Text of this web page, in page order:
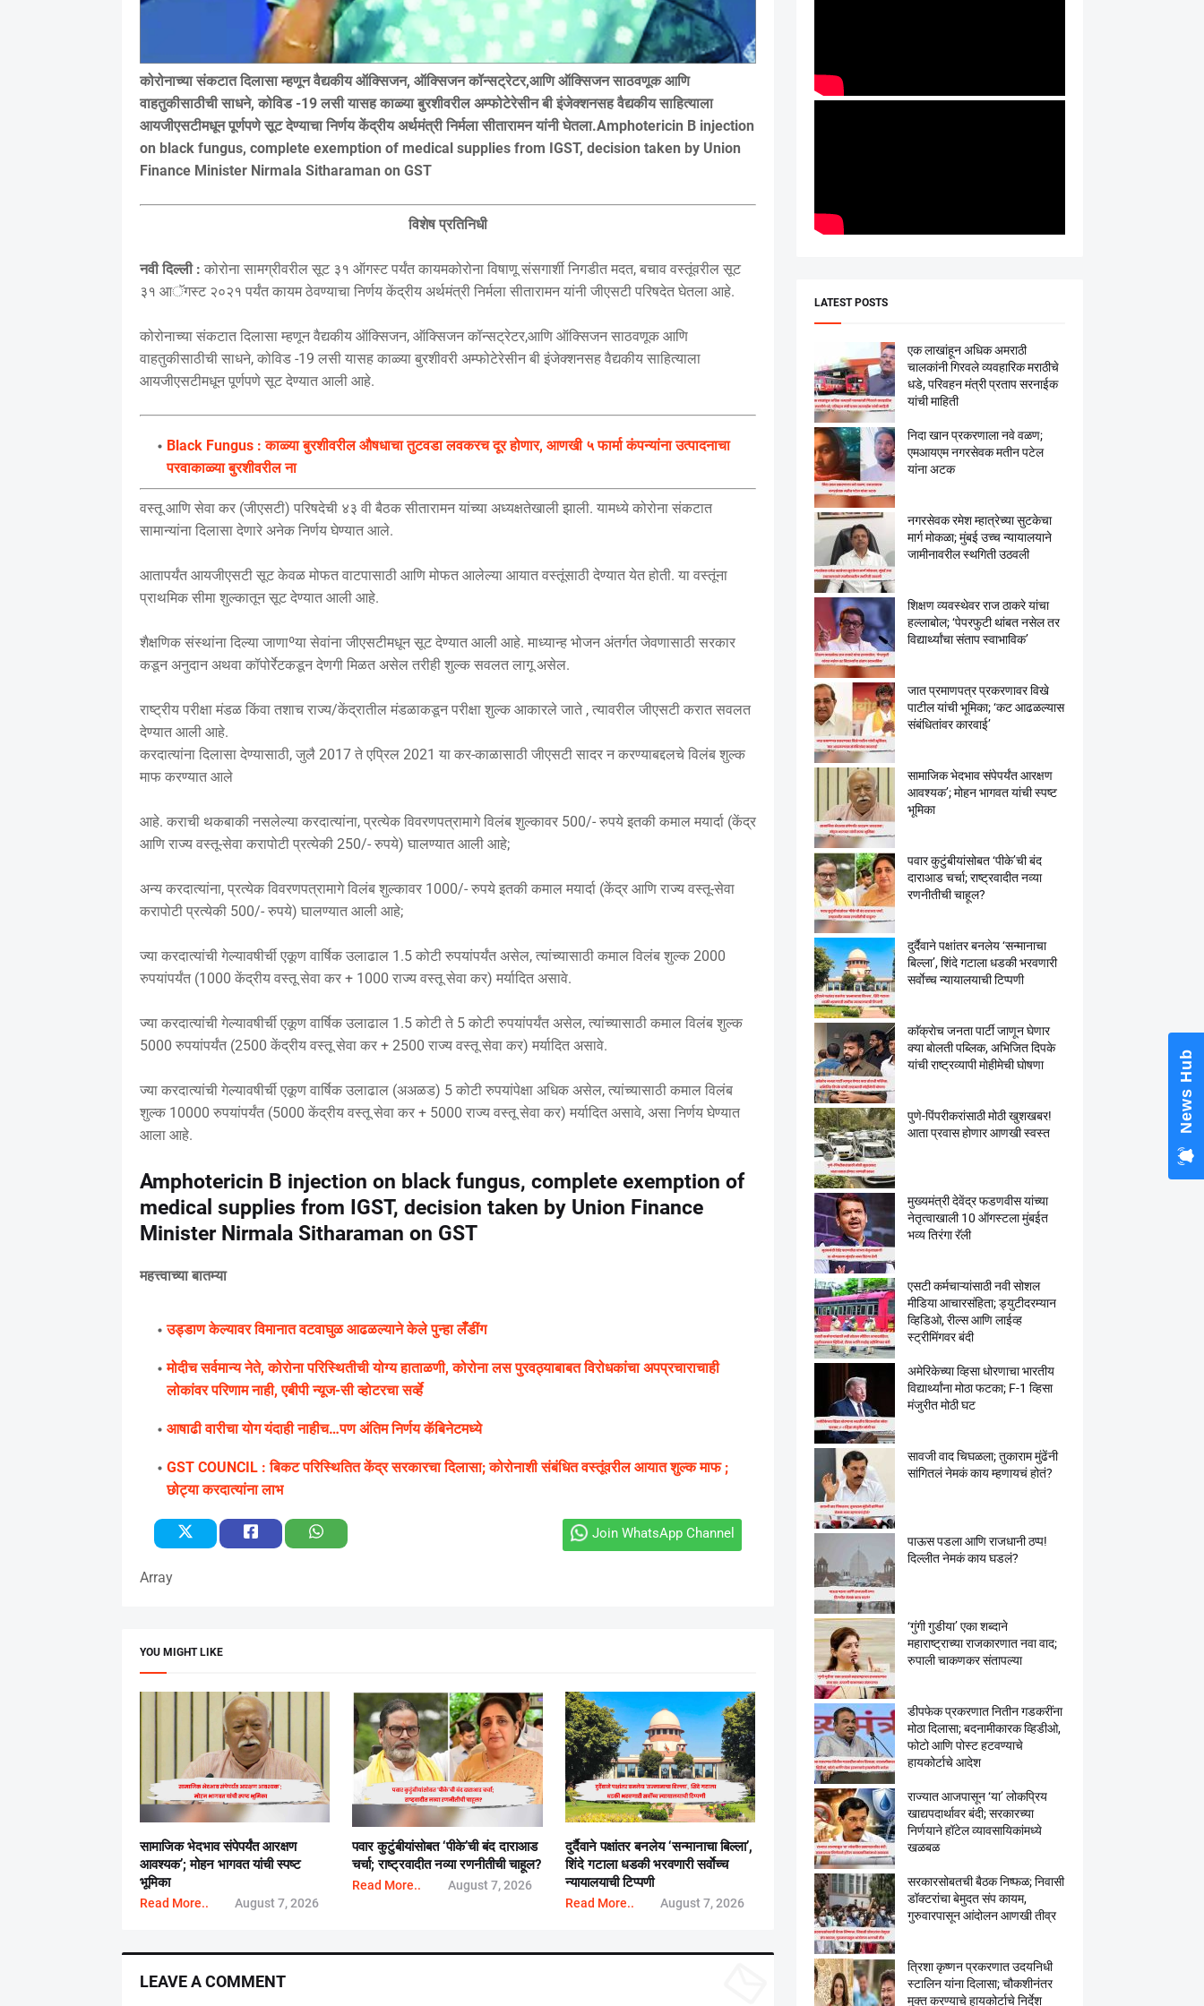
कोरोनाच्या संकटात दिलासा म्हणून वैद्यकीय ऑक्सिजन, ऑक्सिजन कॉन्सट्रेटर,आणि ऑक्सिजन साठवणूक आणि
वाहतुकीसाठीची साधने, कोविड -19 लसी यासह काळ्या बुरशीवरील अम्फोटेरेसीन बी इंजेक्शनसह वैद्यकीय साहित्याला
आयजीएसटीमधून पूर्णपणे सूट देण्याचा निर्णय केंद्रीय अर्थमंत्री निर्मला सीतारामन यांनी घेतला.Amphotericin B injection
on black fungus, complete exemption of medical supplies from IGST, decision taken by Union
Finance Minister Nirmala Sitharaman on GST
विशेष प्रतिनिधी
नवी दिल्ली : कोरोना सामग्रीवरील सूट ३१ ऑगस्ट पर्यंत कायमकोरोना विषाणू संसगार्शी निगडीत मदत, बचाव वस्तूंवरील सूट
३१ आॅगस्ट २०२१ पर्यंत कायम ठेवण्याचा निर्णय केंद्रीय अर्थमंत्री निर्मला सीतारामन यांनी जीएसटी परिषदेत घेतला आहे.
कोरोनाच्या संकटात दिलासा म्हणून वैद्यकीय ऑक्सिजन, ऑक्सिजन कॉन्सट्रेटर,आणि ऑक्सिजन साठवणूक आणि
वाहतुकीसाठीची साधने, कोविड -19 लसी यासह काळ्या बुरशीवरी अम्फोटेरेसीन बी इंजेक्शनसह वैद्यकीय साहित्याला
आयजीएसटीमधून पूर्णपणे सूट देण्यात आली आहे.
Black Fungus : काळ्या बुरशीवरील औषधाचा तुटवडा लवकरच दूर होणार, आणखी ५ फार्मा कंपन्यांना उत्पादनाचा
परवाकाळ्या बुरशीवरील ना
वस्तू आणि सेवा कर (जीएसटी) परिषदेची ४३ वी बैठक सीतारामन यांच्या अध्यक्षतेखाली झाली. यामध्ये कोरोना संकटात
सामान्यांना दिलासा देणारे अनेक निर्णय घेण्यात आले.
आतापर्यंत आयजीएसटी सूट केवळ मोफत वाटपासाठी आणि मोफत आलेल्या आयात वस्तूंसाठी देण्यात येत होती. या वस्तूंना
प्राथमिक सीमा शुल्कातून सूट देण्यात आली आहे.
शैक्षणिक संस्थांना दिल्या जाणाºया सेवांना जीएसटीमधून सूट देण्यात आली आहे. माध्यान्ह भोजन अंतर्गत जेवणासाठी सरकार
कडून अनुदान अथवा कॉपोर्रेटकडून देणगी मिळत असेल तरीही शुल्क सवलत लागू असेल.
राष्ट्रीय परीक्षा मंडळ किंवा तशाच राज्य/केंद्रातील मंडळाकडून परीक्षा शुल्क आकारले जाते , त्यावरील जीएसटी करात सवलत
देण्यात आली आहे.
करदात्यांना दिलासा देण्यासाठी, जुलै 2017 ते एप्रिल 2021 या कर-काळासाठी जीएसटी सादर न करण्याबद्दलचे विलंब शुल्क
माफ करण्यात आले
आहे. कराची थकबाकी नसलेल्या करदात्यांना, प्रत्येक विवरणपत्रामागे विलंब शुल्कावर 500/- रुपये इतकी कमाल मयार्दा (केंद्र
आणि राज्य वस्तू-सेवा करापोटी प्रत्येकी 250/- रुपये) घालण्यात आली आहे;
अन्य करदात्यांना, प्रत्येक विवरणपत्रामागे विलंब शुल्कावर 1000/- रुपये इतकी कमाल मयार्दा (केंद्र आणि राज्य वस्तू-सेवा
करापोटी प्रत्येकी 500/- रुपये) घालण्यात आली आहे;
ज्या करदात्यांची गेल्यावषीर्ची एकूण वार्षिक उलाढाल 1.5 कोटी रुपयांपर्यंत असेल, त्यांच्यासाठी कमाल विलंब शुल्क 2000
रुपयांपर्यंत (1000 केंद्रीय वस्तू सेवा कर + 1000 राज्य वस्तू सेवा कर) मर्यादित असावे.
ज्या करदात्यांची गेल्यावषीर्ची एकूण वार्षिक उलाढाल 1.5 कोटी ते 5 कोटी रुपयांपर्यंत असेल, त्यांच्यासाठी कमाल विलंब शुल्क
5000 रुपयांपर्यंत (2500 केंद्रीय वस्तू सेवा कर + 2500 राज्य वस्तू सेवा कर) मर्यादित असावे.
ज्या करदात्यांची गेल्यावषीर्ची एकूण वार्षिक उलाढाल (अअळड) 5 कोटी रुपयांपेक्षा अधिक असेल, त्यांच्यासाठी कमाल विलंब
शुल्क 10000 रुपयांपर्यंत (5000 केंद्रीय वस्तू सेवा कर + 5000 राज्य वस्तू सेवा कर) मर्यादित असावे, असा निर्णय घेण्यात
आला आहे.
Amphotericin B injection on black fungus, complete exemption of
medical supplies from IGST, decision taken by Union Finance
Minister Nirmala Sitharaman on GST
महत्त्वाच्या बातम्या
उड्डाण केल्यावर विमानात वटवाघुळ आढळल्याने केले पुन्हा लॅँडींग
मोदीच सर्वमान्य नेते, कोरोना परिस्थितीची योग्य हाताळणी, कोरोना लस पुरवठ्याबाबत विरोधकांचा अपप्रचाराचाही
लोकांवर परिणाम नाही, एबीपी न्यूज-सी व्होटरचा सर्व्हे
आषाढी वारीचा योग यंदाही नाहीच…पण अंतिम निर्णय कॅबिनेटमध्ये
GST COUNCIL : बिकट परिस्थितित केंद्र सरकारचा दिलासा; कोरोनाशी संबंधित वस्तूंवरील आयात शुल्क माफ ;
छोट्या करदात्यांना लाभ
Join WhatsApp Channel
Array
YOU MIGHT LIKE
सामाजिक भेदभाव संपेपर्यंत आरक्षण
आवश्यक’; मोहन भागवत यांची स्पष्ट
भूमिका
Read More.. August 7, 2026
पवार कुटुंबीयांसोबत ‘पीके’ची बंद दाराआड
चर्चा; राष्ट्रवादीत नव्या रणनीतीची चाहूल?
Read More.. August 7, 2026
दुर्दैवाने पक्षांतर बनलेय ‘सन्मानाचा बिल्ला’,
शिंदे गटाला धडकी भरवणारी सर्वाेच्च
न्यायालयाची टिप्पणी
Read More.. August 7, 2026
LEAVE A COMMENT
LATEST POSTS
एक लाखांहून अधिक अमराठी
चालकांनी गिरवले व्यवहारिक मराठीचे
धडे, परिवहन मंत्री प्रताप सरनाईक
यांची माहिती
निदा खान प्रकरणाला नवे वळण;
एमआयएम नगरसेवक मतीन पटेल
यांना अटक
नगरसेवक रमेश म्हात्रेच्या सुटकेचा
मार्ग मोकळा; मुंबई उच्च न्यायालयाने
जामीनावरील स्थगिती उठवली
शिक्षण व्यवस्थेवर राज ठाकरे यांचा
हल्लाबोल; ‘पेपरफुटी थांबत नसेल तर
विद्यार्थ्यांचा संताप स्वाभाविक’
जात प्रमाणपत्र प्रकरणावर विखे
पाटील यांची भूमिका; ‘कट आढळल्यास
संबंधितांवर कारवाई’
सामाजिक भेदभाव संपेपर्यंत आरक्षण
आवश्यक’; मोहन भागवत यांची स्पष्ट
भूमिका
पवार कुटुंबीयांसोबत ‘पीके’ची बंद
दाराआड चर्चा; राष्ट्रवादीत नव्या
रणनीतीची चाहूल?
दुर्दैवाने पक्षांतर बनलेय ‘सन्मानाचा
बिल्ला’, शिंदे गटाला धडकी भरवणारी
सर्वाेच्च न्यायालयाची टिप्पणी
काॅक्राेच जनता पार्टी जाणून घेणार
क्या बाेलती पब्लिक, अभिजित दिपके
यांची राष्ट्रव्यापी माेहीमेची घाेषणा
पुणे-पिंपरीकरांसाठी मोठी खुशखबर!
आता प्रवास होणार आणखी स्वस्त
मुख्यमंत्री देवेंद्र फडणवीस यांच्या
नेतृत्वाखाली 10 ऑगस्टला मुंबईत
भव्य तिरंगा रॅली
एसटी कर्मचाऱ्यांसाठी नवी सोशल
मीडिया आचारसंहिता; ड्युटीदरम्यान
व्हिडिओ, रील्स आणि लाईव्ह
स्ट्रीमिंगवर बंदी
अमेरिकेच्या व्हिसा धोरणाचा भारतीय
विद्यार्थ्यांना मोठा फटका; F-1 व्हिसा
मंजुरीत मोठी घट
सावजी वाद चिघळला; तुकाराम मुंढेंनी
सांगितलं नेमकं काय म्हणायचं होतं?
पाऊस पडला आणि राजधानी ठप्प!
दिल्लीत नेमकं काय घडलं?
‘गुंगी गुडीया’ एका शब्दाने
महाराष्ट्राच्या राजकारणात नवा वाद;
रुपाली चाकणकर संतापल्या
डीपफेक प्रकरणात नितीन गडकरींना
मोठा दिलासा; बदनामीकारक व्हिडीओ,
फोटो आणि पोस्ट हटवण्याचे
हायकोर्टाचे आदेश
राज्यात आजपासून ‘या’ लोकप्रिय
खाद्यपदार्थावर बंदी; सरकारच्या
निर्णयाने हॉटेल व्यावसायिकांमध्ये
खळबळ
सरकारसोबतची बैठक निष्फळ; निवासी
डॉक्टरांचा बेमुदत संप कायम,
गुरुवारपासून आंदोलन आणखी तीव्र
त्रिशा कृष्णन प्रकरणात उदयनिधी
स्टालिन यांना दिलासा; चौकशीनंतर
मुक्त करण्याचे हायकोर्टाचे निर्देश
News Hub